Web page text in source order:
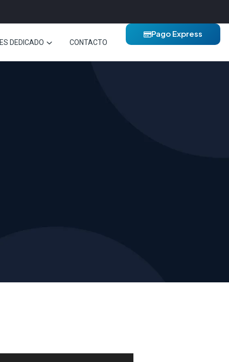
DEDICADO CONTACTO
Pago Express